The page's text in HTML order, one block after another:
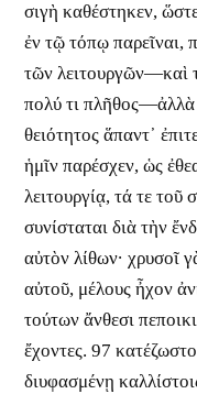
σιγὴ καθέστηκεν,
ἐν τῷ τόπῳ παρεῖναι,
τῶν λειτουργῶν—καὶ
πολύ τι
θειότητος ἅπαντ᾽
ἡμῖν παρέσχεν, ὡς
λειτουργίᾳ, τά τε τοῦ
συνίσταται διὰ τὴν
αὐτὸν λίθων· χρυσοῖ
αὐτοῦ, μέλους ἦχον
τούτων ἄνθεσι
ἔχοντες. 97
διυφασμένῃ